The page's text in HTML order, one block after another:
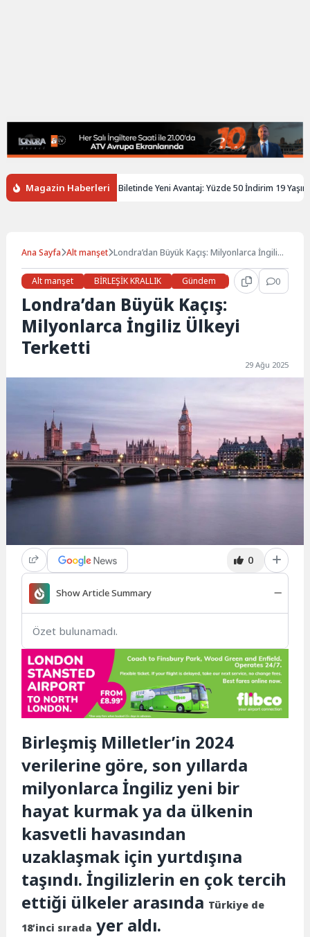
Magazin Haberleri
Gençlere Tren Biletinde Yeni Avantaj: Yüzde 50 İndirim 19 Yaşına
Ana Sayfa Alt manşet Londra’dan Büyük Kaçış: Milyonlarca İngiliz
Alt manşet
BİRLEŞİK KRALLIK Gündem Haberler 0
Londra’dan Büyük Kaçış:
Milyonlarca İngiliz Ülkeyi
Terketti
29 Ağu 2025
0
Show Article Summary
Özet bulunamadı.
Birleşmiş Milletler’in 2024
verilerine göre, son yıllarda
milyonlarca İngiliz yeni bir
hayat kurmak ya da ülkenin
kasvetli havasından
uzaklaşmak için yurtdışına
taşındı. İngilizlerin en çok tercih
ettiği ülkeler arasında Türkiye de
18’inci sırada yer aldı.